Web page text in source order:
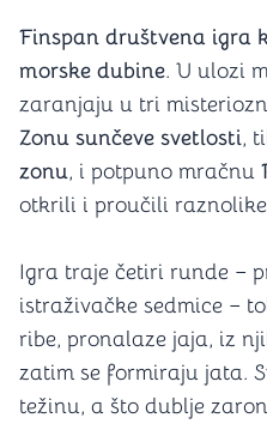
Finspan društvena igra
morske dubine. U ulozi
zaranjaju u tri
Zonu sunčeve svetlosti,
zonu, i potpuno mračnu
otkrili i proučili
Igra traje četiri runde –
istraživačke sedmice –
ribe, pronalaze jaja, iz
zatim se formiraju jata.
težinu, a što dublje